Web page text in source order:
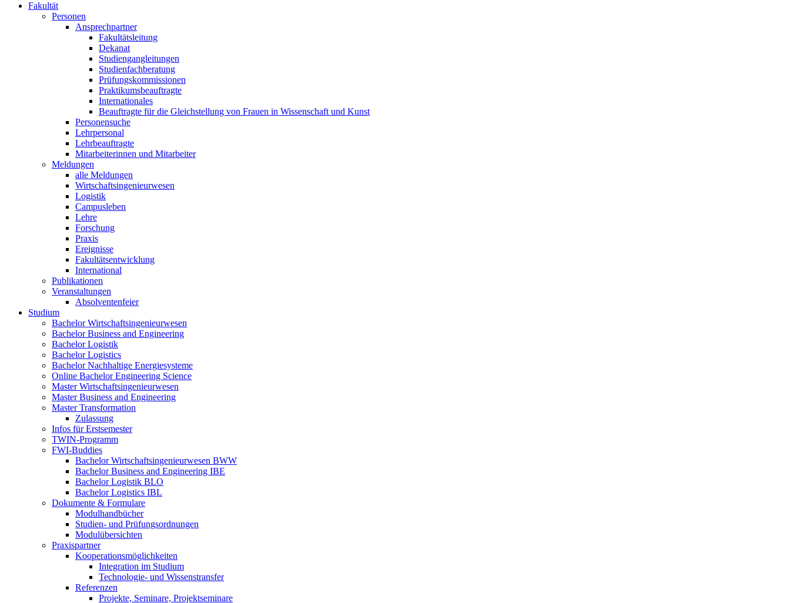
Fakultät
Personen
Ansprechpartner
Fakultätsleitung
Dekanat
Studiengangleitungen
Studienfachberatung
Prüfungskommissionen
Praktikumsbeauftragte
Internationales
Beauftragte für die Gleichstellung von Frauen in Wissenschaft und Kunst
Personensuche
Lehrpersonal
Lehrbeauftragte
Mitarbeiterinnen und Mitarbeiter
Meldungen
alle Meldungen
Wirtschaftsingenieurwesen
Logistik
Campusleben
Lehre
Forschung
Praxis
Ereignisse
Fakultätsentwicklung
International
Publikationen
Veranstaltungen
Absolventenfeier
Studium
Bachelor Wirtschaftsingenieurwesen
Bachelor Business and Engineering
Bachelor Logistik
Bachelor Logistics
Bachelor Nachhaltige Energiesysteme
Online Bachelor Engineering Science
Master Wirtschaftsingenieurwesen
Master Business and Engineering
Master Transformation
Zulassung
Infos für Erstsemester
TWIN-Programm
FWI-Buddies
Bachelor Wirtschaftsingenieurwesen BWW
Bachelor Business and Engineering IBE
Bachelor Logistik BLO
Bachelor Logistics IBL
Dokumente & Formulare
Modulhandbücher
Studien- und Prüfungsordnungen
Modulübersichten
Praxispartner
Kooperationsmöglichkeiten
Integration im Studium
Technologie- und Wissenstransfer
Referenzen
Projekte, Seminare, Projektseminare